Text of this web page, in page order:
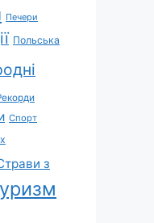
Печери
Польська
Спорт
з